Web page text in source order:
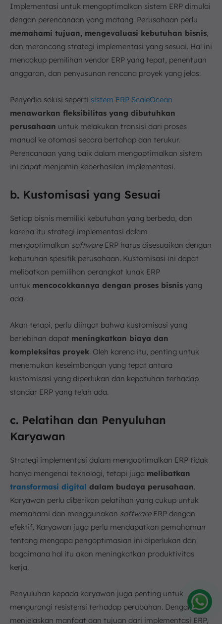
Implementasi untuk mengoptimalkan sistem ERP dimulai
dengan perencanaan yang matang. Perusahaan perlu
memahami tujuan, mengevaluasi kebutuhan bisnis,
dan merancang strategi implementasi yang sesuai. Hal ini
mencakup pemilihan vendor ERP yang tepat, penentuan
anggaran, dan penyusunan rencana proyek yang jelas.
Penyedia solusi seperti sistem ERP ScaleOcean
menawarkan fleksibilitas yang dibutuhkan
perusahaan untuk melakukan transisi dari proses
manual ke otomasi secara bertahap dan terukur.
Perencanaan yang baik dalam mengoptimalkan sistem
ini dapat menjamin keberhasilan implementasi.
b. Kustomisasi yang Sesuai
Setiap bisnis memiliki kebutuhan yang berbeda, dan
karena itu strategi implementasi dalam
mengoptimalkan softwareERP harus disesuaikan dengan
kebutuhan spesifik perusahaan. Kustomisasi ini dapat
melibatkan pemilihan perangkat lunak ERP
untuk mencocokkannya dengan proses bisnis yang
ada.
Akan tetapi, perlu diingat bahwa kustomisasi yang
berlebihan dapat meningkatkan biaya dan
kompleksitas proyek. Oleh karena itu, penting untuk
menemukan keseimbangan yang tepat antara
kustomisasi yang diperlukan dan kepatuhan terhadap
standar ERP yang telah ada.
c. Pelatihan dan Penyuluhan
Karyawan
Strategi implementasi dalam mengoptimalkan ERP tidak
hanya mengenai teknologi, tetapi juga melibatkan
transformasi digital dalam budaya perusahaan.
Karyawan perlu diberikan pelatihan yang cukup untuk
memahami dan menggunakan softwareERP dengan
efektif. Karyawan juga perlu mendapatkan pemahaman
tentang mengapa pengoptimasian ini diperlukan dan
bagaimana hal itu akan meningkatkan produktivitas
kerja.
Penyuluhan kepada karyawan juga penting untuk
mengurangi resistensi terhadap perubahan. Dengan
menjelaskan manfaat dan tujuan dari implementasi ERP,
Amelia